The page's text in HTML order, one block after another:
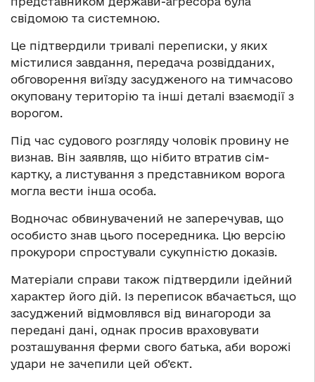
свідомою та системною.
Це підтвердили тривалі переписки, у яких
містилися завдання, передача розвідданих,
обговорення виїзду засудженого на тимчасово
окуповану територію та інші деталі взаємодії з
ворогом.
Під час судового розгляду чоловік провину не
визнав. Він заявляв, що нібито втратив сім-
картку, а листування з представником ворога
могла вести інша особа.
Водночас обвинувачений не заперечував, що
особисто знав цього посередника. Цю версію
прокурори спростували сукупністю доказів.
Матеріали справи також підтвердили ідейний
характер його дій. Із переписок вбачається, що
засуджений відмовлявся від винагороди за
передані дані, однак просив враховувати
розташування ферми свого батька, аби ворожі
удари не зачепили цей об’єкт.